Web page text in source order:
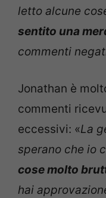
letto alcune
sentito una
commenti
Jonathan è
commenti
eccessivi: «La
sperano che io
cose molto
hai